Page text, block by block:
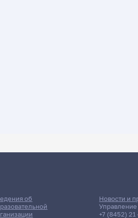
сессии: Кокин
об
Новости и
+7 (8452) 21